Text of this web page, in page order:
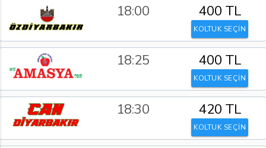
18:00 400 TL
KOLTUK SEÇİN
18:25 400 TL
KOLTUK SEÇİN
18:30 420 TL
KOLTUK SEÇİN